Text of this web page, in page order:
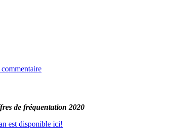
de fréquentation 2020
est disponible ici!